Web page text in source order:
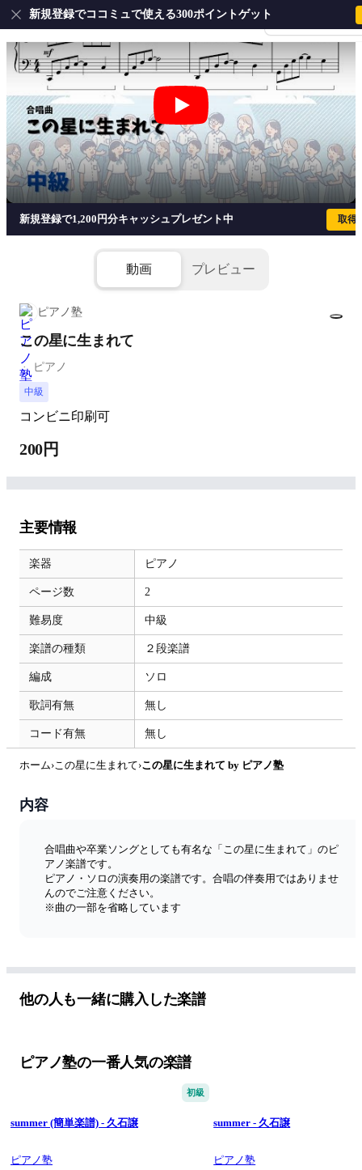
会員登録・ログイ
新規登録でココミュで使える300ポイントゲット
この星に生まれて
新規登録で1,200円分キャッシュプレゼント中 取得
動画 プレビュー
ピアノ塾
この星に生まれて
ピアノ
中級
コンビニ印刷可
200円
主要情報
楽器 ピアノ
ページ数 2
難易度 中級
楽譜の種類 ２段楽譜
編成 ソロ
歌詞有無 無し
コード有無 無し
ホーム› この星に生まれて›この星に生まれて by ピアノ塾
内容
合唱曲や卒業ソングとしても有名な「この星に生まれて」のピ
アノ楽譜です。
ピアノ・ソロの演奏用の楽譜です。合唱の伴奏用ではありませ
んのでご注意ください。
※曲の一部を省略しています
他の人も一緒に購入した楽譜
ピアノ塾の一番人気の楽譜
初級
summer (簡単楽譜) - 久石譲
ピアノ塾
summer - 久石譲
ピアノ塾